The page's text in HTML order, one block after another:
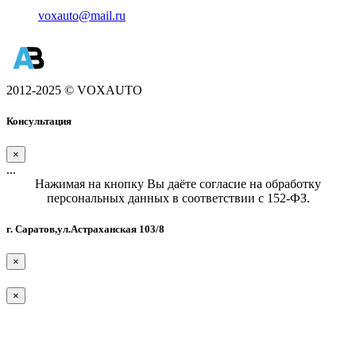
voxauto@mail.ru
2012-2025 © VOXAUTO
Консультация
×
...
Нажимая на кнопку Вы даёте согласие на обработку
персональных данных в соответствии с 152-ФЗ.
г. Саратов,ул.Астраханская 103/8
×
×